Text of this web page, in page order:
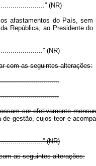
(NR)
afastamentos do País,
República, ao Presidente
(NR)
com as seguintes alterações:
ser efetivamente
gestão, cujos teor e
(NR)
as seguintes alterações: